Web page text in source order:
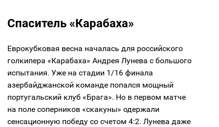
Спаситель «Карабаха»
Еврокубковая весна началась для российского
голкипера «Карабаха» Андрея Лунева с большого
испытания. Уже на стадии 1/16 финала
азербайджанской команде попался мощный
португальский клуб «Брага». Но в первом матче
на поле соперников «скакуны» одержали
сенсационную победу со счетом 4:2. Лунева даже